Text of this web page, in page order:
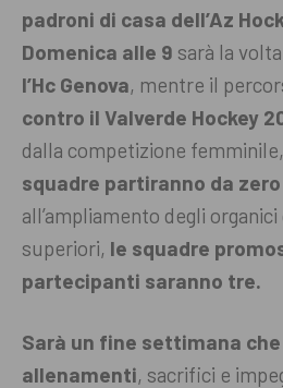
padroni di casa dell’Az
Domenica alle 9 sarà la
l’Hc Genova, mentre il
contro il Valverde Hockey
dalla competizione
squadre partiranno da
all’ampliamento degli
superiori, le squadre
partecipanti saranno tre.
Sarà un fine settimana
allenamenti, sacrifici e